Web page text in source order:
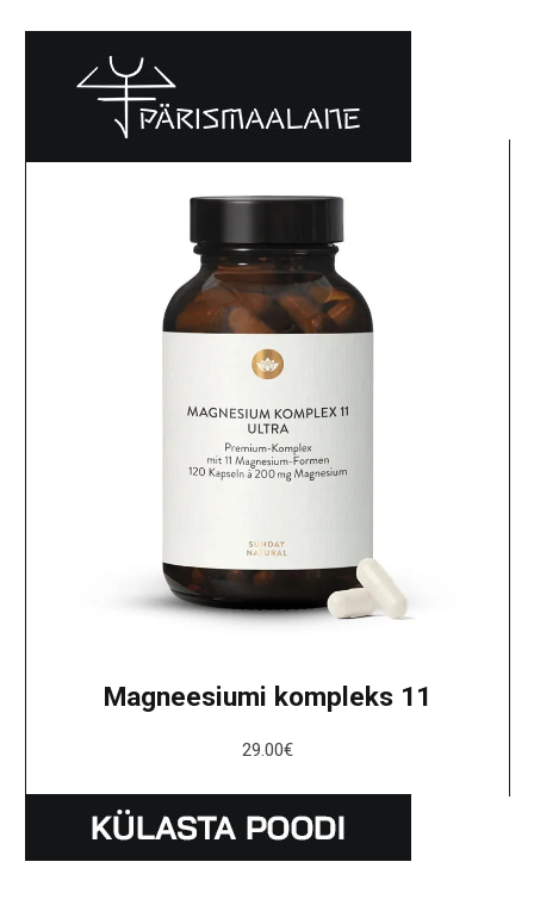
Magneesiumi kompleks 11
29.00€